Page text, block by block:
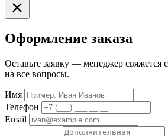
Оформление заказа
Оставьте заявку — менеджер свяжется
на все вопросы.
Имя
Телефон
Email